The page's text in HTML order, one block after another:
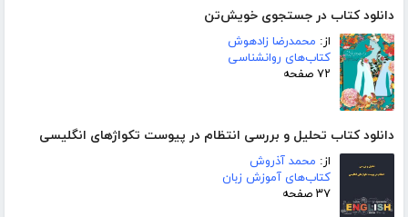
دانلود کتاب در جستجوی خویش‌تن
از: محمدرضا زادهوش
کتاب‌های روانشناسی
۷۲ صفحه
دانلود کتاب تحلیل و بررسی انتظام در پیوست تکواژهای انگلیسی
از: محمد آذروش
کتاب‌های آموزش زبان
۳۷ صفحه